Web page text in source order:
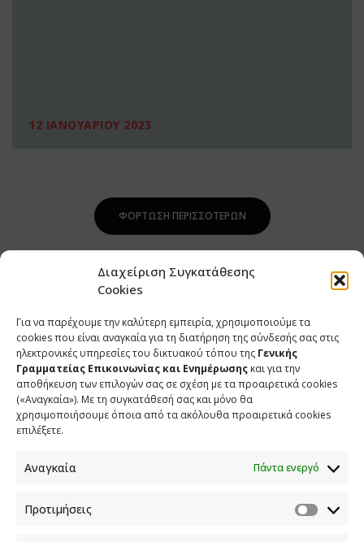
Διαχείριση Συγκατάθεσης
Cookies
Για να παρέχουμε την καλύτερη εμπειρία, χρησιμοποιούμε τα
cookies που είναι αναγκαία για τη διατήρηση της σύνδεσής σας στις
ηλεκτρονικές υπηρεσίες του δικτυακού τόπου της Γενικής
Γραμματείας Επικοινωνίας και Ενημέρωσης και για την
αποθήκευση των επιλογών σας σε σχέση με τα προαιρετικά cookies
(«Αναγκαία»). Με τη συγκατάθεσή σας και μόνο θα
χρησιμοποιήσουμε όποια από τα ακόλουθα προαιρετικά cookies
επιλέξετε.
Αναγκαία Πάντα ενεργό
Προτιμήσεις
12 ΙΑΝΟΥΑΡΙΟΥ 2023
ΦΌΡΤΩΣΗ ΠΕΡΙΣΣΌΤΕΡΩΝ
ΕΠΙΚΟΙΝΩΝΙΑ
Φραγκούδη 11 & Αλεξάνδρου Πάντου
info.media@media.gov.gr